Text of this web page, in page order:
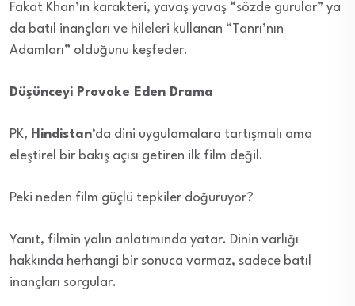
Fakat Khan’ın karakteri, yavaş yavaş “sözde gurular” ya
da batıl inançları ve hileleri kullanan “Tanrı’nın
Adamları” olduğunu keşfeder.
Düşünceyi Provoke Eden Drama
PK, Hindistan‘da dini uygulamalara tartışmalı ama
eleştirel bir bakış açısı getiren ilk film değil.
Peki neden film güçlü tepkiler doğuruyor?
Yanıt, filmin yalın anlatımında yatar. Dinin varlığı
hakkında herhangi bir sonuca varmaz, sadece batıl
inançları sorgular.